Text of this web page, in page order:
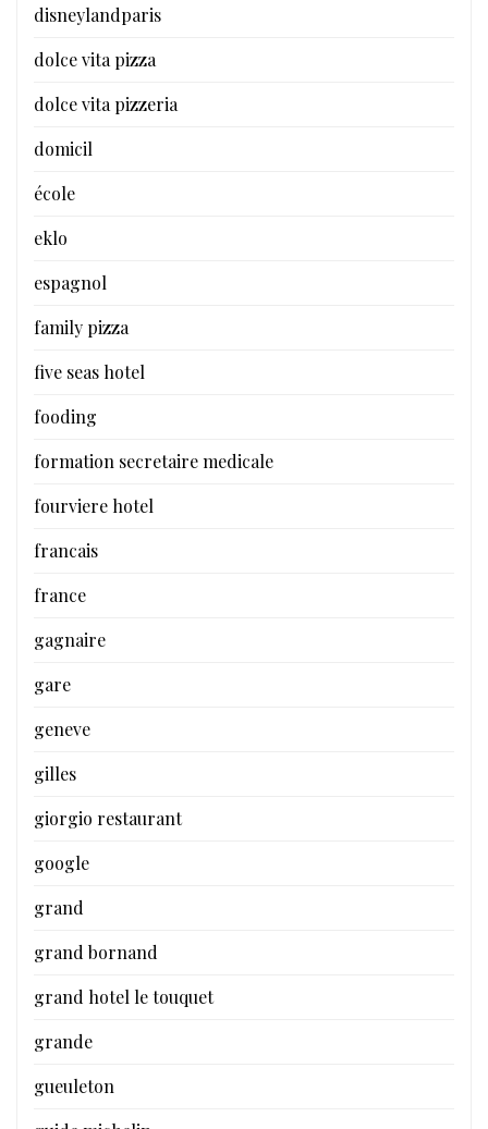
disneylandparis
dolce vita pizza
dolce vita pizzeria
domicil
école
eklo
espagnol
family pizza
five seas hotel
fooding
formation secretaire medicale
fourviere hotel
francais
france
gagnaire
gare
geneve
gilles
giorgio restaurant
google
grand
grand bornand
grand hotel le touquet
grande
gueuleton